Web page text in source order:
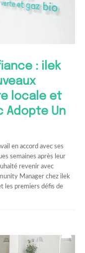
: ilek
locale et
Adopte Un
en accord avec ses
semaines après leur
revenir avec
Manager chez ilek
les premiers défis de